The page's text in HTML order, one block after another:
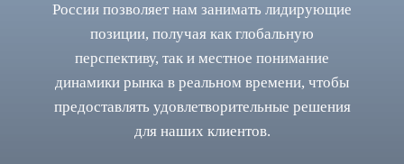
России позволяет нам занимать лидирующие
позиции, получая как глобальную
перспективу, так и местное понимание
динамики рынка в реальном времени, чтобы
предоставлять удовлетворительные решения
для наших клиентов.